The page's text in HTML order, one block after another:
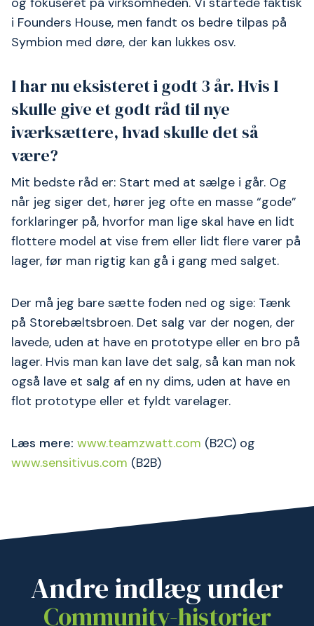
i Founders House, men fandt os bedre tilpas på
Symbion med døre, der kan lukkes osv.
I har nu eksisteret i godt 3 år. Hvis I
skulle give et godt råd til nye
iværksættere, hvad skulle det så
være?
Mit bedste råd er: Start med at sælge i går. Og
når jeg siger det, hører jeg ofte en masse “gode”
forklaringer på, hvorfor man lige skal have en lidt
flottere model at vise frem eller lidt flere varer på
lager, før man rigtig kan gå i gang med salget.
Der må jeg bare sætte foden ned og sige: Tænk
på Storebæltsbroen. Det salg var der nogen, der
lavede, uden at have en prototype eller en bro på
lager. Hvis man kan lave det salg, så kan man nok
også lave et salg af en ny dims, uden at have en
flot prototype eller et fyldt varelager.
Læs mere: www.teamzwatt.com (B2C) og
www.sensitivus.com (B2B)
Andre indlæg under
Community-historier